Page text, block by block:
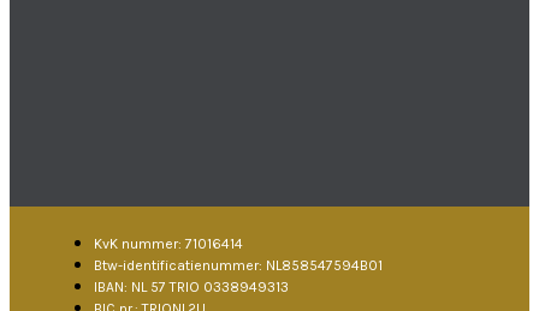
KvK nummer: 71016414
Btw-identificatienummer: NL858547594B01
IBAN: NL 57 TRIO 0338949313